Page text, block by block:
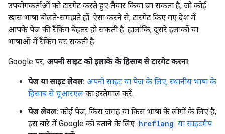
उपयोगकर्ताओं को टारगेट करते हुए तैयार किया जा सकता है, जो कोई
खास भाषा बोलते-समझते हों. ऐसा करने से, टारगेट किए गए देश में
आपके पेज की रैंकिंग बेहतर हो सकती है. हालांकि, दूसरे इलाकों या
भाषाओं में रैंकिंग घट सकती है.
Google पर, अपनी साइट को इलाके के हिसाब से टारगेट करना:
पेज या साइट लेवल: अपनी साइट या पेज के लिए, स्थानीय भाषा के
हिसाब से यूआरएल का इस्तेमाल करें.
पेज लेवल: कोई पेज, किस जगह या किस भाषा के लोगों के लिए है,
इस बारे में Google को बताने के लिए hreflang या साइटमैप